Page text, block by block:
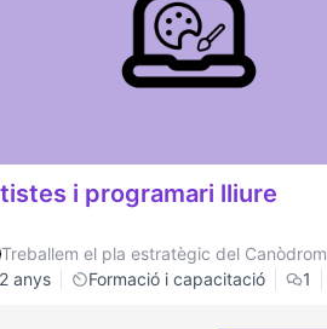
i programari lliure
Treballem el pla estratègic del Canòdrom
2 anys
Formació i capacitació 1